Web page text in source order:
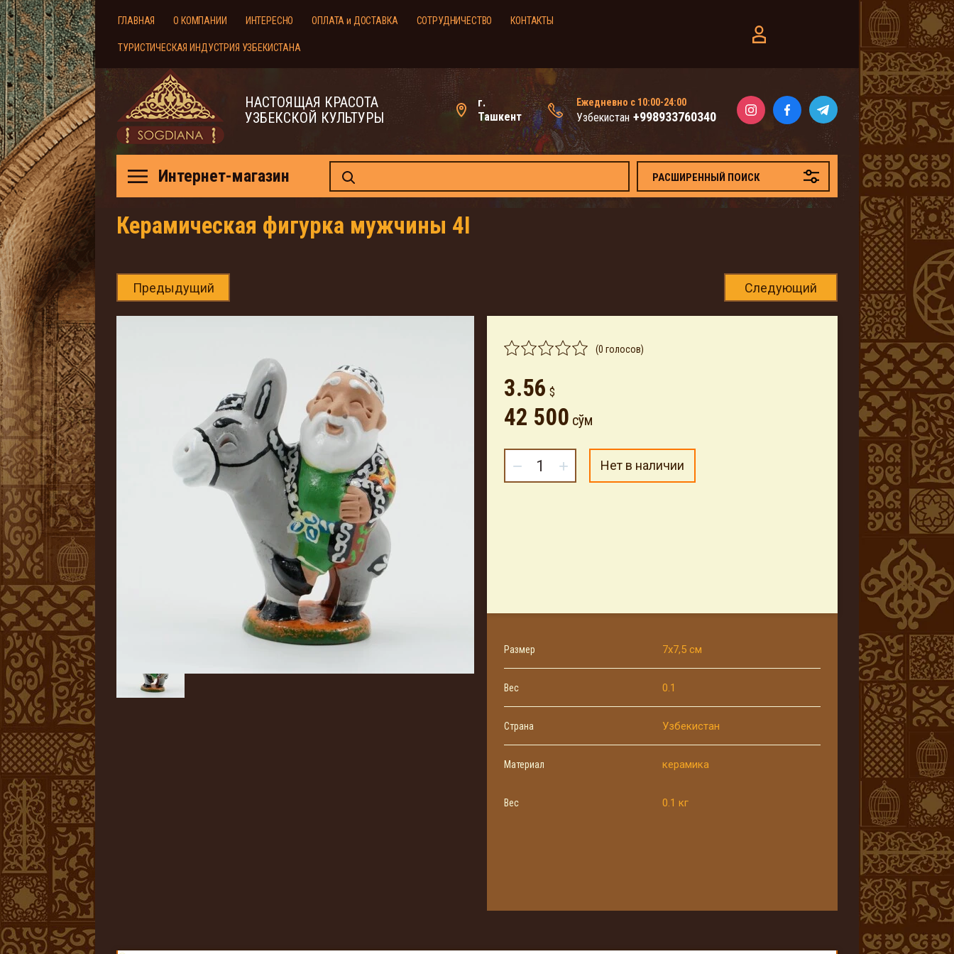
ГЛАВНАЯ О КОМПАНИИ ИНТЕРЕСНО ОПЛАТА и ДОСТАВКА СОТРУДНИЧЕСТВО КОНТАКТЫ
ТУРИСТИЧЕСКАЯ ИНДУСТРИЯ УЗБЕКИСТАНА
НАСТОЯЩАЯ КРАСОТА
УЗБЕКСКОЙ КУЛЬТУРЫ
г.
Ташкент
Ежедневно с 10:00-24:00
Узбекистан +998933760340
Интернет-магазин РАСШИРЕННЫЙ ПОИСК
Керамическая фигурка мужчины 4I
Предыдущий Следующий
(0 голосов)
3.56 $
42 500 сўм
− + Нет в наличии
Размер 7х7,5 см
Вес 0.1
Страна Узбекистан
Материал керамика
Вес 0.1 кг